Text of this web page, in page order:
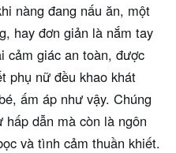
nàng đang nấu ăn, một
hay đơn giản là nắm tay
cảm giác an toàn, được
phụ nữ đều khao khát
ấm áp như vậy. Chúng
dẫn mà còn là ngôn
và tình cảm thuần khiết.